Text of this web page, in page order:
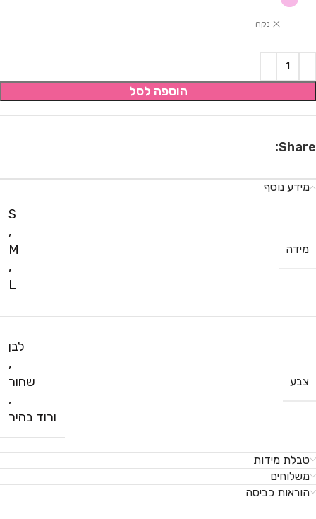
נקה
הוספה לסל
Share:
מידע נוסף
מידה
S
,
M
,
L
צבע
לבן
,
שחור
,
ורוד בהיר
טבלת מידות
משלוחים
הוראות כביסה